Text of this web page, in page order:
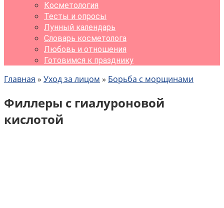
Косметология
Тесты и опросы
Лунный календарь
Словарь косметолога
Любовь и отношения
Готовимся к празднику
Главная » Уход за лицом » Борьба с морщинами
Филлеры с гиалуроновой
кислотой